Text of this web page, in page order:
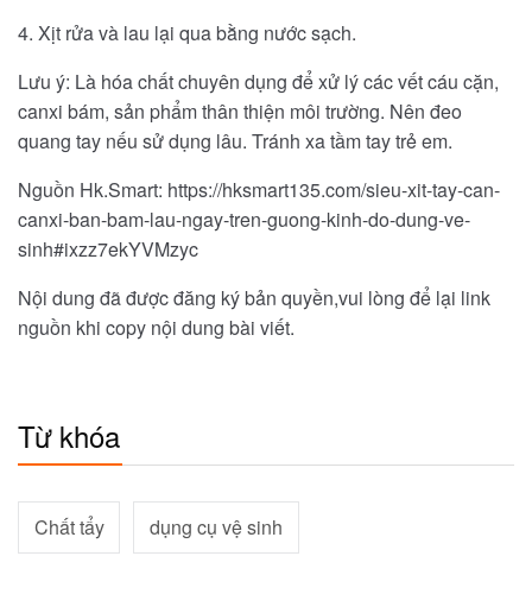
4. Xịt rửa và lau lại qua bằng nước sạch.
Lưu ý: Là hóa chất chuyên dụng để xử lý các vết cáu cặn,
canxi bám, sản phẩm thân thiện môi trường. Nên đeo
quang tay nếu sử dụng lâu. Tránh xa tầm tay trẻ em.
Nguồn Hk.Smart: https://hksmart135.com/sieu-xit-tay-can-
canxi-ban-bam-lau-ngay-tren-guong-kinh-do-dung-ve-
sinh#ixzz7ekYVMzyc
Nội dung đã được đăng ký bản quyền,vui lòng để lại link
nguồn khi copy nội dung bài viết.
Từ khóa
Chất tẩy dụng cụ vệ sinh